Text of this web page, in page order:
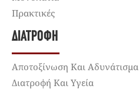
Πρακτικές
ΔΙΑΤΡΟΦΉ
Αποτοξίνωση Και Αδυνάτισμα
Διατροφή Και Υγεία